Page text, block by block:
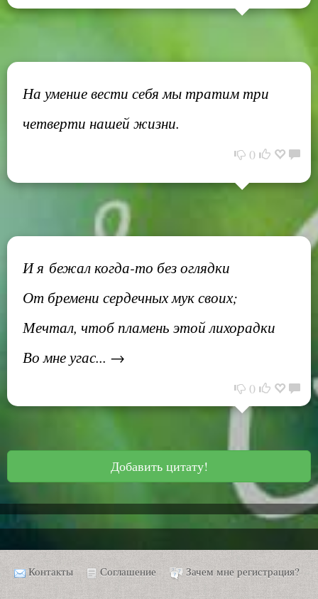
На умение вести себя мы тратим три
четверти нашей жизни.
0
И я бежал когда-то без оглядки
От бремени сердечных мук своих;
Мечтал, чтоб пламень этой лихорадки
Во мне угас... →
0
Добавить цитату!
Контакты Соглашение Зачем мне регистрация?